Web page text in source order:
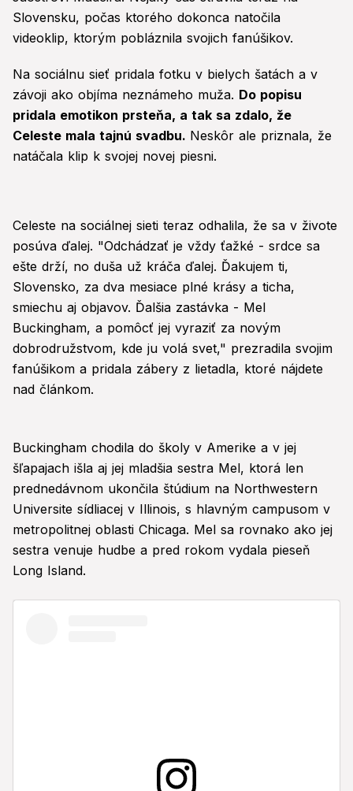
Slovensku, počas ktorého dokonca natočila
videoklip, ktorým pobláznila svojich fanúšikov.
Na sociálnu sieť pridala fotku v bielych šatách a v
závoji ako objíma neznámeho muža. Do popisu
pridala emotikon prsteňa, a tak sa zdalo, že
Celeste mala tajnú svadbu. Neskôr ale priznala, že
natáčala klip k svojej novej piesni.
Celeste na sociálnej sieti teraz odhalila, že sa v živote
posúva ďalej. "Odchádzať je vždy ťažké - srdce sa
ešte drží, no duša už kráča ďalej. Ďakujem ti,
Slovensko, za dva mesiace plné krásy a ticha,
smiechu aj objavov. Ďalšia zastávka - Mel
Buckingham, a pomôcť jej vyraziť za novým
dobrodružstvom, kde ju volá svet," prezradila svojim
fanúšikom a pridala zábery z lietadla, ktoré nájdete
nad článkom.
Buckingham chodila do školy v Amerike a v jej
šľapajach išla aj jej mladšia sestra Mel, ktorá len
prednedávnom ukončila štúdium na Northwestern
Universite sídliacej v Illinois, s hlavným campusom v
metropolitnej oblasti Chicaga. Mel sa rovnako ako jej
sestra venuje hudbe a pred rokom vydala pieseň
Long Island.